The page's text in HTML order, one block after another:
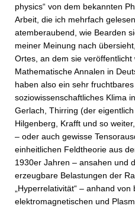
physics“ von dem bekannten
Arbeit, die ich mehrfach
atemberaubend, wie Bearden
meiner Meinung nach
Ortes, an dem sie veröffentlicht
Mathematische Annalen in
haben also ein sehr
soziowissenschaftliches Klima
Gerlach, Thirring (der
Hilgenberg, Krafft und so
– oder auch gewisse
einheitlichen Feldtheorie aus
1930er Jahren – ansahen und
erzeugbare Belastungen der
„Hyperrelativität“ – anhand von
elektromagnetischen und